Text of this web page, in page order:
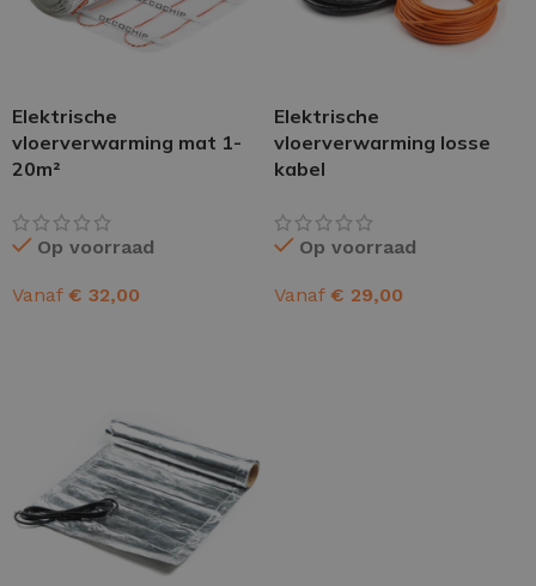
Elektrische
vloerverwarming mat 1-
20m²
Op voorraad
Vanaf € 32,00
Elektrische
vloerverwarming losse
kabel
Op voorraad
Vanaf € 29,00